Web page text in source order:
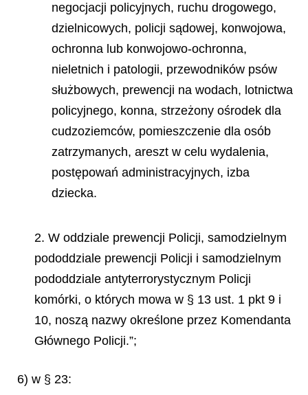
negocjacji policyjnych, ruchu drogowego,
dzielnicowych, policji sądowej, konwojowa,
ochronna lub konwojowo-ochronna,
nieletnich i patologii, przewodników psów
służbowych, prewencji na wodach, lotnictwa
policyjnego, konna, strzeżony ośrodek dla
cudzoziemców, pomieszczenie dla osób
zatrzymanych, areszt w celu wydalenia,
postępowań administracyjnych, izba
dziecka.
2. W oddziale prewencji Policji, samodzielnym
pododdziale prewencji Policji i samodzielnym
pododdziale antyterrorystycznym Policji
komórki, o których mowa w § 13 ust. 1 pkt 9 i
10, noszą nazwy określone przez Komendanta
Głównego Policji.”;
6) w § 23: